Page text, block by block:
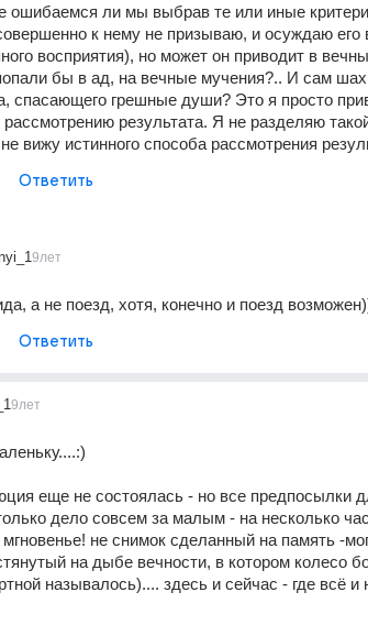
ошибаемся ли мы выбрав те или иные
к нему не призываю, и осуждаю его
восприятия), но может он приводит в
бы в ад, на вечные мучения?.. И сам
спасающего грешные души? Это я просто
рассмотрению результата. Я не разделяю
вижу истинного способа рассмотрения
Ответить
9лет
а не поезд, хотя, конечно и поезд
Ответить
9лет
еще не состоялась - но все предпосылки
дело совсем за малым - на несколько
не снимок сделанный на память -
на дыбе вечности, в котором колесо
называлось).... здесь и сейчас - где всё и